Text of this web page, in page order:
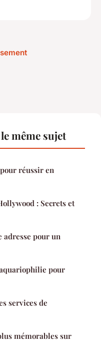
même sujet
réussir en
: Secrets et
adresse pour un
pour
services de
mémorables sur